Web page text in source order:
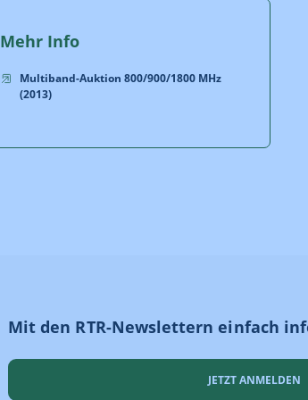
Mehr Info
Multiband-Auktion 800/900/1800 MHz
(2013)
Mit den RTR-Newslettern einfach
JETZT ANMELDEN